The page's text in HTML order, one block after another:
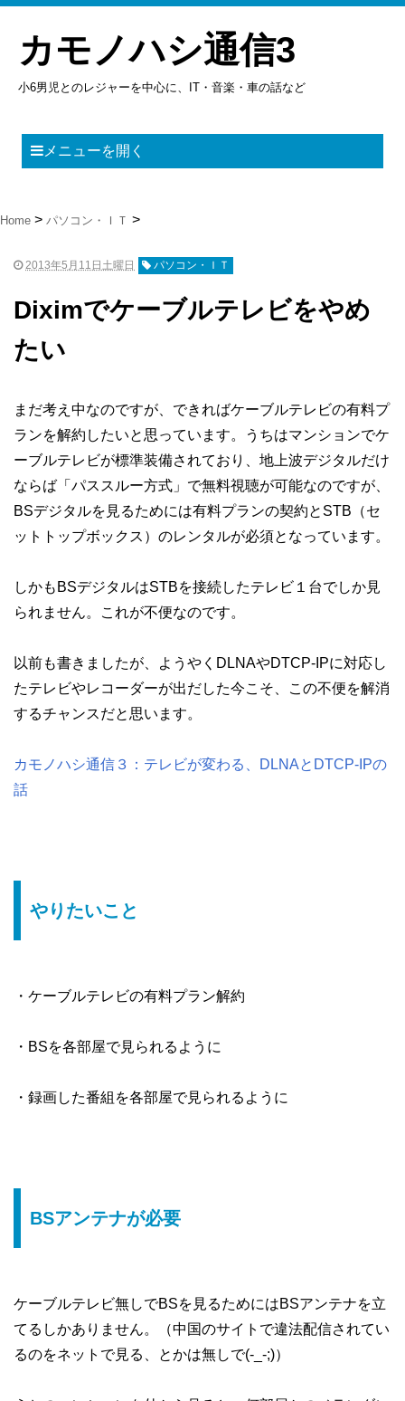
カモノハシ通信3
小6男児とのレジャーを中心に、IT・音楽・車の話など
メニューを開く
Home パソコン・ＩＴ
2013年5月11日土曜日 パソコン・ＩＴ
Diximでケーブルテレビをやめ
たい
まだ考え中なのですが、できればケーブルテレビの有料プ
ランを解約したいと思っています。うちはマンションでケ
ーブルテレビが標準装備されており、地上波デジタルだけ
ならば「パススルー方式」で無料視聴が可能なのですが、
BSデジタルを見るためには有料プランの契約とSTB（セ
ットトップボックス）のレンタルが必須となっています。
しかもBSデジタルはSTBを接続したテレビ１台でしか見
られません。これが不便なのです。
以前も書きましたが、ようやくDLNAやDTCP-IPに対応し
たテレビやレコーダーが出だした今こそ、この不便を解消
するチャンスだと思います。
カモノハシ通信３：テレビが変わる、DLNAとDTCP-IPの
話
やりたいこと
・ケーブルテレビの有料プラン解約
・BSを各部屋で見られるように
・録画した番組を各部屋で見られるように
BSアンテナが必要
ケーブルテレビ無しでBSを見るためにはBSアンテナを立
てるしかありません。（中国のサイトで違法配信されてい
るのをネットで見る、とかは無しで(-_-;)）